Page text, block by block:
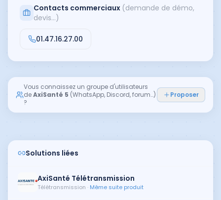
Contacts commerciaux (demande de démo,
devis…)
01.47.16.27.00
Vous connaissez un groupe d'utilisateurs
deAxiSanté 5 (WhatsApp, Discord, forum…)
?
Proposer
Solutions liées
AxiSanté Télétransmission
Télétransmission · Même suite produit